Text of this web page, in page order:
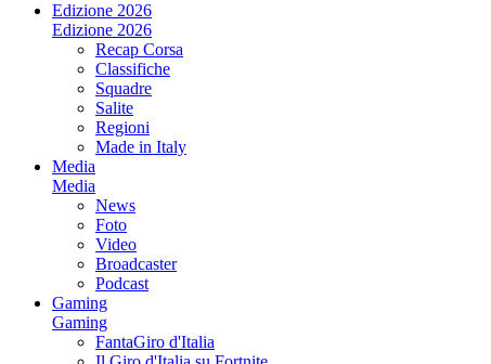
Edizione 2026
Edizione 2026
Recap Corsa
Classifiche
Squadre
Salite
Regioni
Made in Italy
Media
Media
News
Foto
Video
Broadcaster
Podcast
Gaming
Gaming
FantaGiro d'Italia